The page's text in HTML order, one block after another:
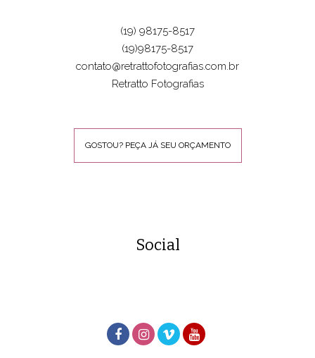
(19) 98175-8517
(19)98175-8517
contato@retrattofotografias.com.br
Retratto Fotografias
GOSTOU? PEÇA JÁ SEU ORÇAMENTO
Social